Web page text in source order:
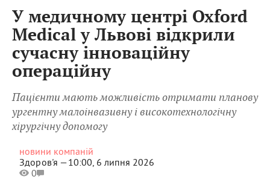
У медичному центрі Oxford
Medical у Львові відкрили
сучасну інноваційну
операційну
Пацієнти мають можливість отримати планову
ургентну малоінвазивну і високотехнологічну
хірургічну допомогу
новини компаній
Здоров'я —10:00, 6 липня 2026
0